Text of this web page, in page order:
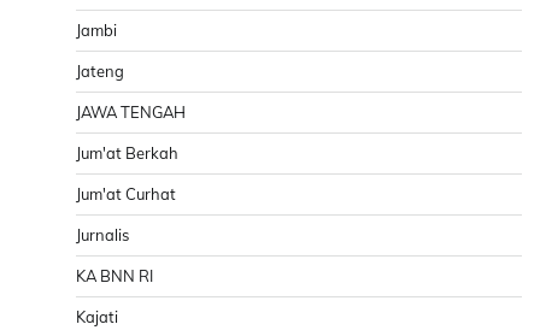
Jambi
Jateng
JAWA TENGAH
Jum'at Berkah
Jum'at Curhat
Jurnalis
KA BNN RI
Kajati